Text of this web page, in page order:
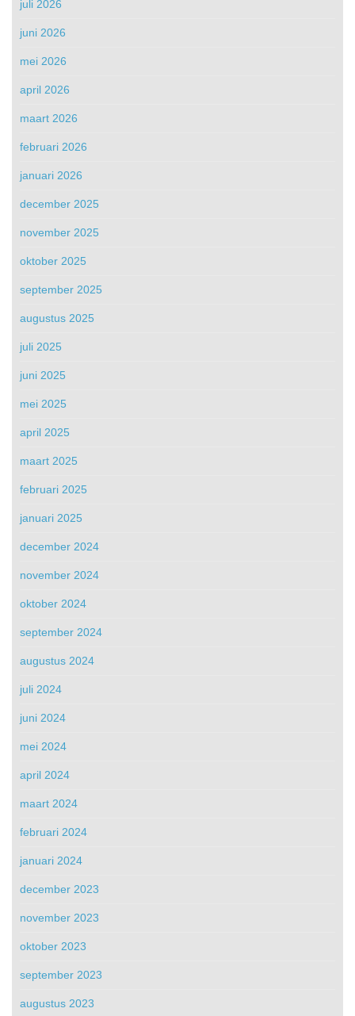
juli 2026
juni 2026
mei 2026
april 2026
maart 2026
februari 2026
januari 2026
december 2025
november 2025
oktober 2025
september 2025
augustus 2025
juli 2025
juni 2025
mei 2025
april 2025
maart 2025
februari 2025
januari 2025
december 2024
november 2024
oktober 2024
september 2024
augustus 2024
juli 2024
juni 2024
mei 2024
april 2024
maart 2024
februari 2024
januari 2024
december 2023
november 2023
oktober 2023
september 2023
augustus 2023